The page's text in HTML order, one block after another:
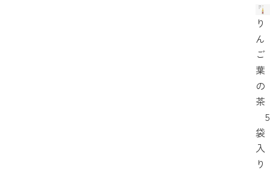
り
ん
ご
葉
の
茶
5
袋
入
り